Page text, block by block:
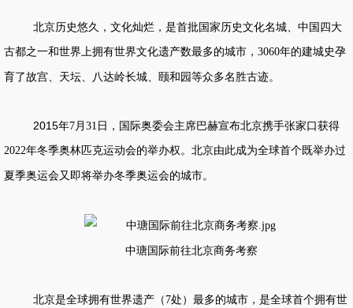
北京历史悠久，文化灿烂，是首批国家历史文化名城、中国四大
古都之一和世界上拥有世界文化遗产数最多的城市， 3060年的建城史孕
育了故宫、天坛、八达岭长城、颐和园等众多名胜古迹。
2015年7 月31 日，国际奥委会主席巴赫宣布北京携手张家口获得
2022年冬季奥林匹克运动会的举办权。北京由此成为全球首个既举办过
夏季奥运会又即将举办冬季奥运会的城市。
中瑭国际前往北京商务考察
北京是全球拥有世界遗产（ 7处）最多的城市，是全球首个拥有世